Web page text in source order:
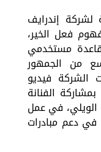
لشركة إندرايف
فعل الخير،
مستخدمي
من الجمهور
الشركة فيديو
الفنانة
الويلي، في عمل
دعم مبادرات